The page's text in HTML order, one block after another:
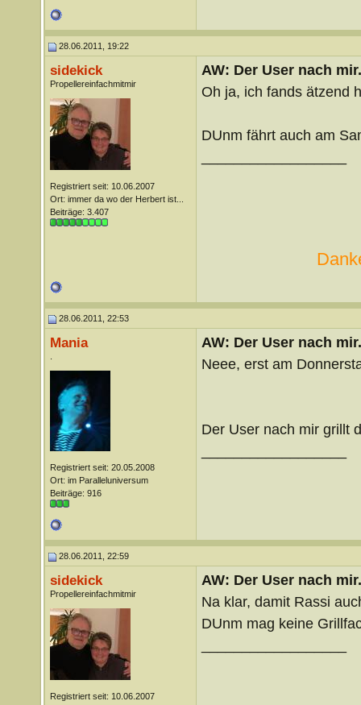
28.06.2011, 19:22
sidekick
Propellereinfachmitmir
Registriert seit: 10.06.2007
Ort: immer da wo der Herbert ist...
Beiträge: 3.407
AW: Der User nach
Oh ja, ich fands ätzend
DUnm fährt auch am
28.06.2011, 22:53
Mania
Registriert seit: 20.05.2008
Ort: im Paralleluniversum
Beiträge: 916
AW: Der User nach
Neee, erst am
Der User nach mir grillt
28.06.2011, 22:59
sidekick
Propellereinfachmitmir
Registriert seit: 10.06.2007
AW: Der User nach
Na klar, damit Rassi
DUnm mag keine